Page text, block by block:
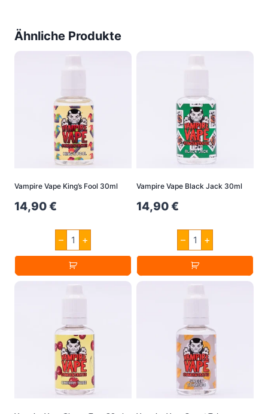
Ähnliche Produkte
Vampire Vape King’s Fool 30ml
14,90€
–
Vampire
Vape
King's
Fool
30ml
Menge
+
Vampire Vape Black Jack 30ml
14,90€
–
Vampire
Vape
Black
Jack
30ml
Menge
+